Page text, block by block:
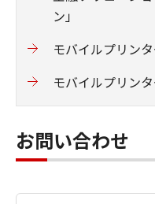
ン」
モバイルプリン
モバイルプリン
お問い合わせ